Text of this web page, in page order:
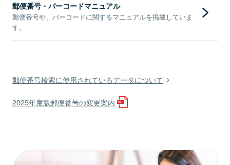
郵便番号・バーコードマニュアル
郵便番号や、バーコードに関するマニュアルを掲載していま
す。
郵便番号検索に使用されているデータについて
2025年度版郵便番号の変更案内